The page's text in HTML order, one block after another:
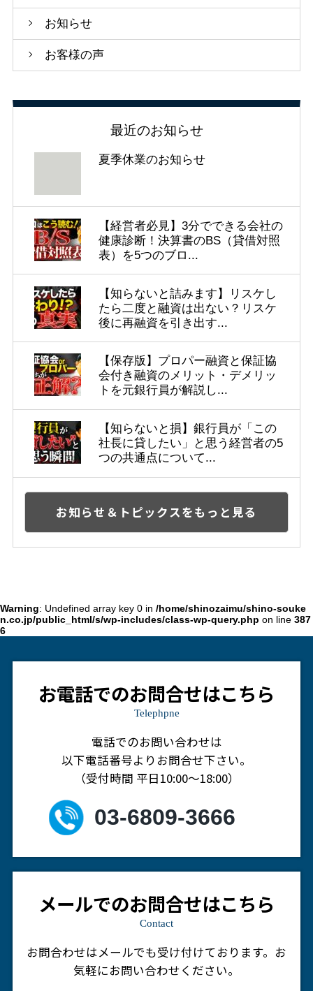
お知らせ
お客様の声
最近のお知らせ
夏季休業のお知らせ
【経営者必見】3分でできる会社の
健康診断！決算書のBS（貸借対照
表）を5つのブロ...
【知らないと詰みます】リスケし
たら二度と融資は出ない？リスケ
後に再融資を引き出す...
【保存版】プロパー融資と保証協
会付き融資のメリット・デメリッ
トを元銀行員が解説し...
【知らないと損】銀行員が「この
社長に貸したい」と思う経営者の5
つの共通点について...
お知らせ＆トピックスをもっと見る
Warning: Undefined array key 0 in /home/shinozaimu/shino-souke
n.co.jp/public_html/s/wp-includes/class-wp-query.php on line 387
6
お電話でのお問合せはこちら
Telephpne
電話でのお問い合わせは
以下電話番号よりお問合せ下さい。
（受付時間 平日10:00～18:00）
03-6809-3666
メールでのお問合せはこちら
Contact
お問合わせはメールでも受け付けております。 お
気軽にお問い合わせください。